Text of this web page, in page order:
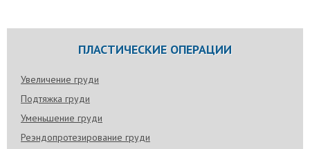
Ринопластика входит в ТОП-5 самых популярных
Поговорим о российских и зарубежных моделях,
которые не сделали ринопластику, и рассмотрим
причины формирования горбинки на носу.
Опускаются брови после блефаропластики
Иногда пациенты после операции на веках
ПЛАСТИЧЕСКИЕ ОПЕРАЦИИ
Увеличение груди
Подтяжка груди
Уменьшение груди
Реэндопротезирование груди